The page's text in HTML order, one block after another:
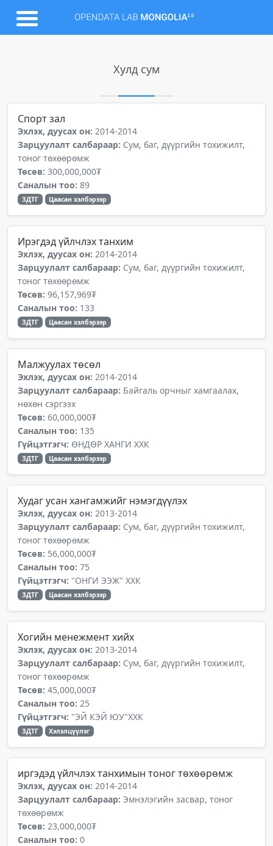
Хулд сум
Спорт зал
Эхлэх, дуусах он: 2014-2014
Зарцуулалт салбараар: Сум, баг, дүүргийн тохижилт,
тоног төхөөрөмж
Төсөв: 300,000,000₮
Саналын тоо: 89
ЗДТГ Цаасан хэлбэрээр
Ирэгдэд үйлчлэх танхим
Эхлэх, дуусах он: 2014-2014
Зарцуулалт салбараар: Сум, баг, дүүргийн тохижилт,
тоног төхөөрөмж
Төсөв: 96,157,969₮
Саналын тоо: 133
ЗДТГ Цаасан хэлбэрээр
Малжуулах төсөл
Эхлэх, дуусах он: 2014-2014
Зарцуулалт салбараар: Байгаль орчныг хамгаалах,
нөхөн сэргээх
Төсөв: 60,000,000₮
Саналын тоо: 135
Гүйцэтгэгч: ӨНДӨР ХАНГИ ХХК
ЗДТГ Цаасан хэлбэрээр
Худаг усан хангамжийг нэмэгдүүлэх
Эхлэх, дуусах он: 2013-2014
Зарцуулалт салбараар: Сум, баг, дүүргийн тохижилт,
тоног төхөөрөмж
Төсөв: 56,000,000₮
Саналын тоо: 75
Гүйцэтгэгч: "ОНГИ ЭЭЖ" ХХК
ЗДТГ Цаасан хэлбэрээр
Хогийн менежмент хийх
Эхлэх, дуусах он: 2013-2014
Зарцуулалт салбараар: Сум, баг, дүүргийн тохижилт,
тоног төхөөрөмж
Төсөв: 45,000,000₮
Саналын тоо: 25
Гүйцэтгэгч: "ЭЙ КЭЙ ЮУ"ХХК
ЗДТГ Хэлэлцүүлэг
иргэдэд үйлчлэх танхимын тоног төхөөрөмж
Эхлэх, дуусах он: 2014-2014
Зарцуулалт салбараар: Эмнэлэгийн засвар, тоног
төхөөрөмж
Төсөв: 23,000,000₮
Саналын тоо: 0